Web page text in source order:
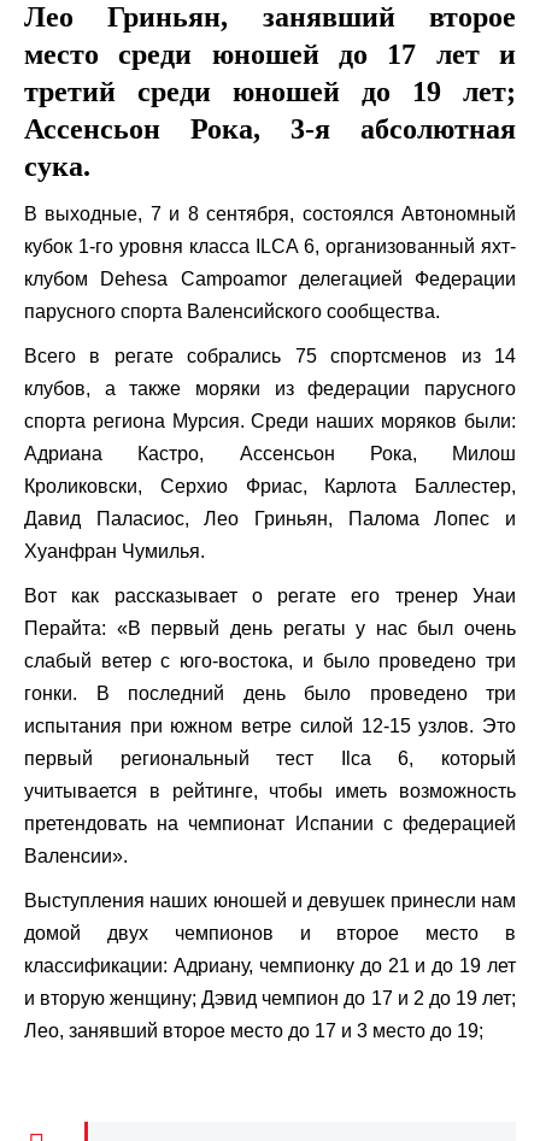
Лео Гриньян, занявший второе
место среди юношей до 17 лет и
третий среди юношей до 19 лет;
Ассенсьон Рока, 3-я абсолютная
сука.
В выходные, 7 и 8 сентября, состоялся Автономный
кубок 1-го уровня класса ILCA 6, организованный яхт-
клубом Dehesa Campoamor делегацией Федерации
парусного спорта Валенсийского сообщества.
Всего в регате собрались 75 спортсменов из 14
клубов, а также моряки из федерации парусного
спорта региона Мурсия. Среди наших моряков были:
Адриана Кастро, Ассенсьон Рока, Милош
Кроликовски, Серхио Фриас, Карлота Баллестер,
Давид Паласиос, Лео Гриньян, Палома Лопес и
Хуанфран Чумилья.
Вот как рассказывает о регате его тренер Унаи
Перайта: «В первый день регаты у нас был очень
слабый ветер с юго-востока, и было проведено три
гонки. В последний день было проведено три
испытания при южном ветре силой 12-15 узлов. Это
первый региональный тест Ilca 6, который
учитывается в рейтинге, чтобы иметь возможность
претендовать на чемпионат Испании с федерацией
Валенсии».
Выступления наших юношей и девушек принесли нам
домой двух чемпионов и второе место в
классификации: Адриану, чемпионку до 21 и до 19 лет
и вторую женщину; Дэвид чемпион до 17 и 2 до 19 лет;
Лео, занявший второе место до 17 и 3 место до 19;